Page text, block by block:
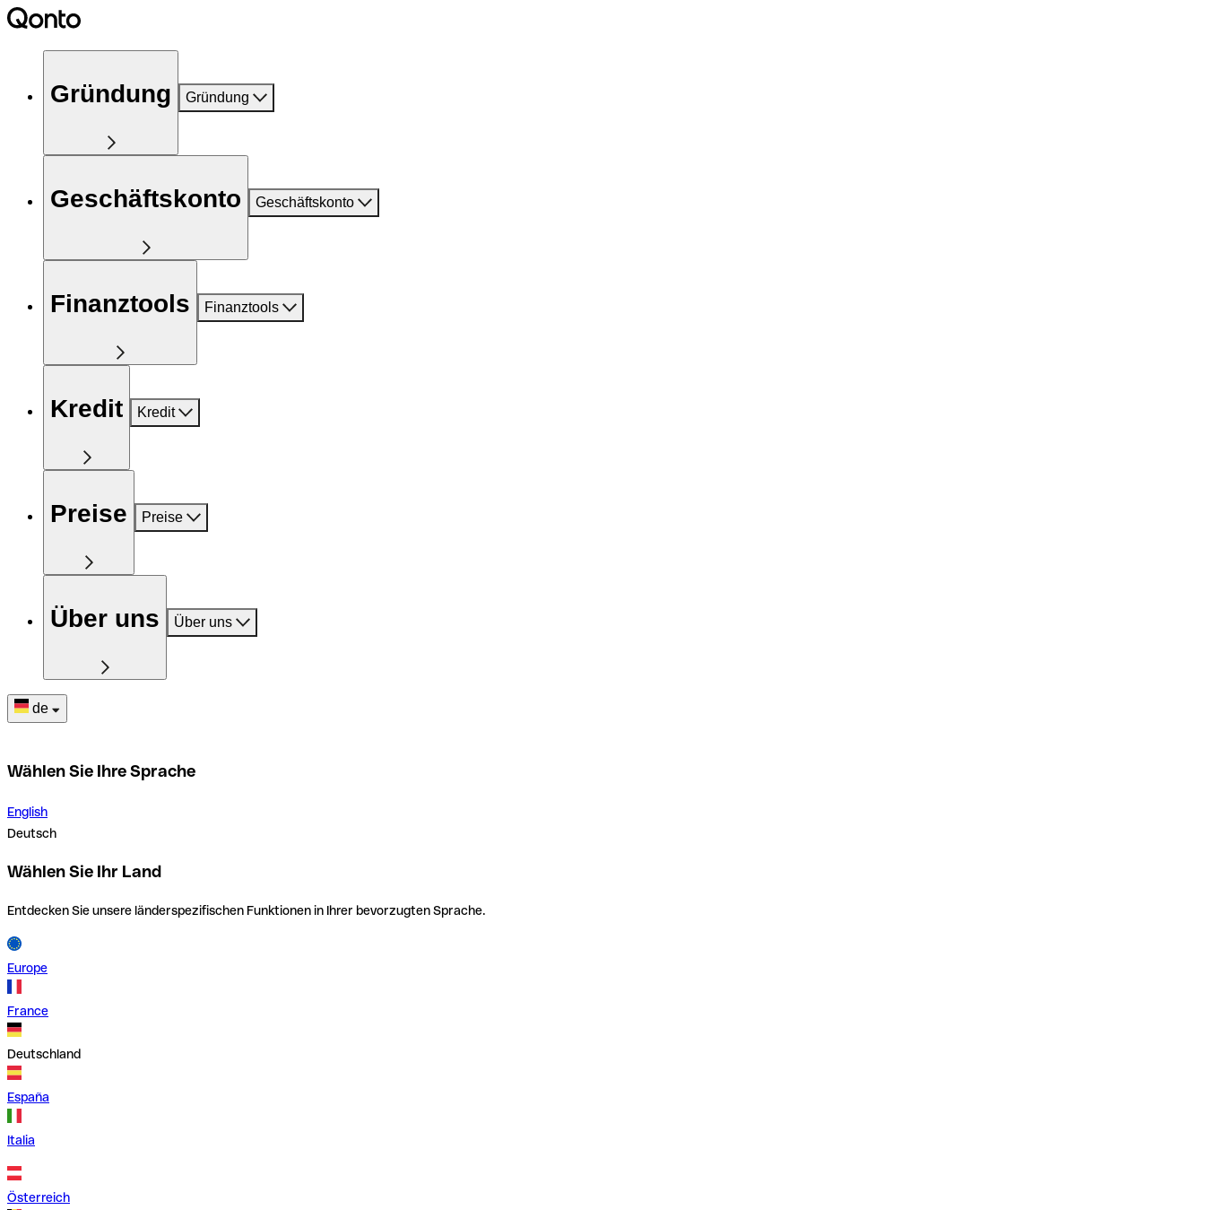
Gründung Gründung
Geschäftskonto Geschäftskonto
Finanztools Finanztools
Kredit Kredit
Preise Preise
Über uns Über uns
de
Wählen Sie Ihre Sprache
English
Deutsch
Wählen Sie Ihr Land
Entdecken Sie unsere länderspezifischen Funktionen in Ihrer bevorzugten Sprache.
Europe
France
Deutschland
España
Italia
Österreich